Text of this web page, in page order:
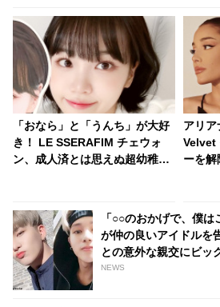
「おなら」と「うんち」が大好
き！ LE SSERAFIM チェウォ
ン、成人済とは思えぬ超幼稚な
り・・ 衝撃的なシーンに爆笑
アリ
Velvet
ーを解
「○○のおかげで、僕
が仲の良いアイドルを
との意外な親交にビッ
NEWS